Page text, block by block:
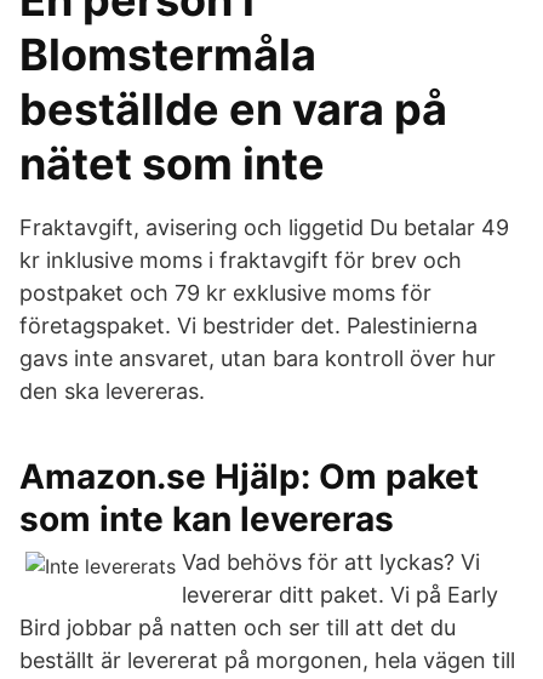
Blomstermåla
beställde en vara på
nätet som inte
Fraktavgift, avisering och liggetid Du betalar 49
kr inklusive moms i fraktavgift för brev och
postpaket och 79 kr exklusive moms för
företagspaket. Vi bestrider det. Palestinierna
gavs inte ansvaret, utan bara kontroll över hur
den ska levereras.
Amazon.se Hjälp: Om paket
som inte kan levereras
Vad behövs för att lyckas? Vi
levererar ditt paket. Vi på Early
Bird jobbar på natten och ser till att det du
beställt är levererat på morgonen, hela vägen till